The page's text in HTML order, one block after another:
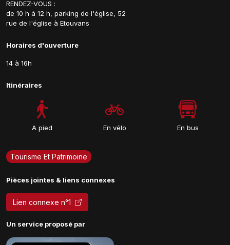
RENDEZ-VOUS :
de 10 h à 12 h, parking de l'église, 52
rue de l'église à Etouvans
Horaires d'ouverture
14 à 16h
Itinéraires
A pied En vélo En bus
Tourisme Et Patrimoine
Pièces jointes & liens connexes
Lien connexe n°1
Un service proposé par